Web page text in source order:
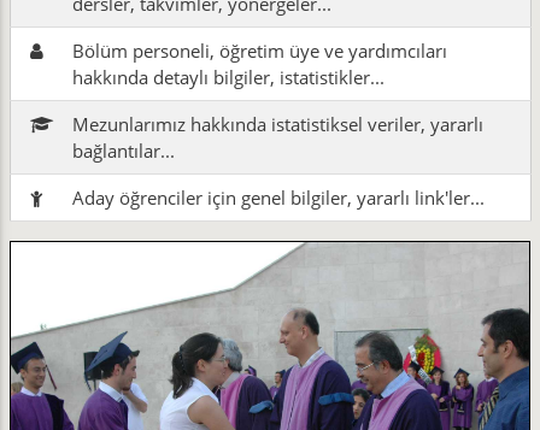
Bölüm personeli, öğretim üye ve yardımcıları
hakkında detaylı bilgiler, istatistikler...
Mezunlarımız hakkında istatistiksel veriler, yararlı
bağlantılar...
Aday öğrenciler için genel bilgiler, yararlı link'ler...